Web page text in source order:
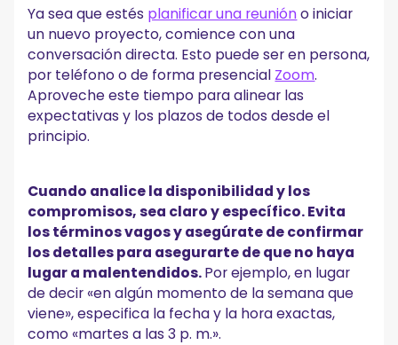
Ya sea que estés planificar una reunióno iniciar
un nuevo proyecto, comience con una
conversación directa. Esto puede ser en persona,
por teléfono o de forma presencial Zoom.
Aproveche este tiempo para alinear las
expectativas y los plazos de todos desde el
principio.
Cuando analice la disponibilidad y los
compromisos, sea claro y específico. Evita
los términos vagos y asegúrate de confirmar
los detalles para asegurarte de que no haya
lugar a malentendidos.Por ejemplo, en lugar
de decir «en algún momento de la semana que
viene», especifica la fecha y la hora exactas,
como «martes a las 3 p. m.».